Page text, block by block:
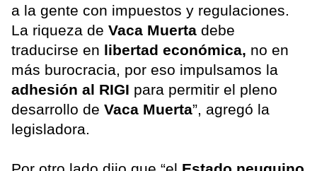
a la gente con impuestos y regulaciones.
La riqueza de Vaca Muerta debe
traducirse en libertad económica, no en
más burocracia, por eso impulsamos la
adhesión al RIGI para permitir el pleno
desarrollo de Vaca Muerta”, agregó la
legisladora.